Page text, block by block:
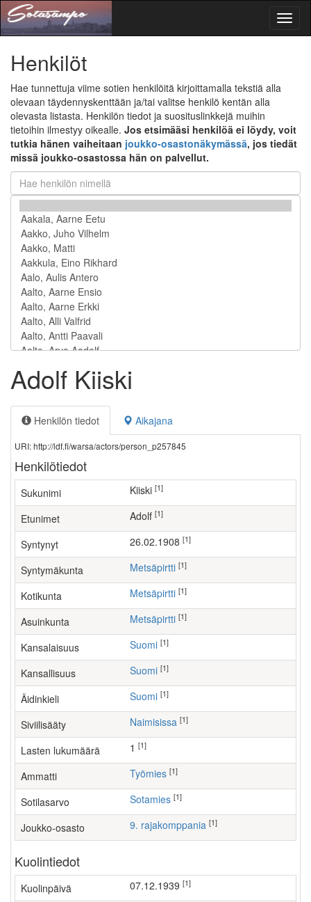
Henkilöt
Hae tunnettuja viime sotien henkilöitä kirjoittamalla tekstiä alla
olevaan täydennyskenttään ja/tai valitse henkilö kentän alla
olevasta listasta. Henkilön tiedot ja suosituslinkkejä muihin
tietoihin ilmestyy oikealle. Jos etsimääsi henkilöä ei löydy, voit
tutkia hänen vaiheitaan joukko-osastonäkymässä, jos tiedät
missä joukko-osastossa hän on palvellut.
Adolf Kiiski
Henkilön tiedot Aikajana
URI: http://ldf.fi/warsa/actors/person_p257845
Henkilötiedot
Sukunimi Kiiski [1]
Etunimet Adolf [1]
Syntynyt 26.02.1908 [1]
Syntymäkunta Metsäpirtti [1]
Kotikunta Metsäpirtti [1]
Asuinkunta Metsäpirtti [1]
Kansalaisuus Suomi [1]
Kansallisuus Suomi [1]
Äidinkieli Suomi [1]
Siviilisääty Naimisissa [1]
Lasten lukumäärä [1]
Ammatti työmies [1]
Sotilasarvo Sotamies [1]
Joukko-osasto 9. rajakomppania [1]
Kuolintiedot
Kuolinpäivä 07.12.1939 [1]